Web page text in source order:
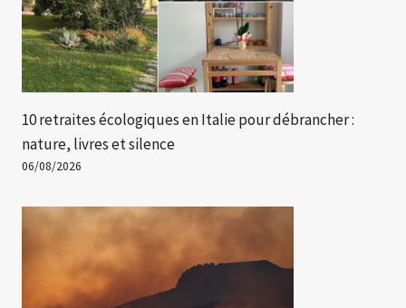
10 retraites écologiques en Italie pour débrancher :
nature, livres et silence
06/08/2026